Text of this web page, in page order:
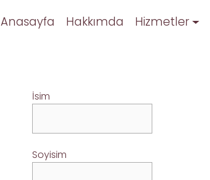
Anasayfa Hakkımda Hizmetler
İsim
Soyisim